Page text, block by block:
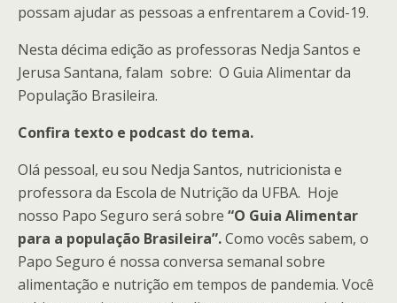
possam ajudar as pessoas a enfrentarem a Covid-19.
Nesta décima edição as professoras Nedja Santos e
Jerusa Santana, falam sobre: O Guia Alimentar da
População Brasileira.
Confira texto e podcast do tema.
Olá pessoal, eu sou Nedja Santos, nutricionista e
professora da Escola de Nutrição da UFBA. Hoje
nosso Papo Seguro será sobre “O Guia Alimentar
para a população Brasileira”.Como vocês sabem, o
Papo Seguro é nossa conversa semanal sobre
alimentação e nutrição em tempos de pandemia. Você